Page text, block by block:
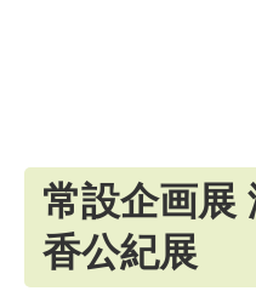
常設企画展
香公紀展